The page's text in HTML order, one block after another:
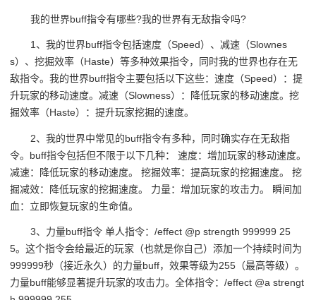
我的世界buff指令有哪些?我的世界有无敌指令吗?
1、我的世界buff指令包括速度（Speed）、减速（Slownes
s）、挖掘效率（Haste）等多种效果指令，同时我的世界也存在无
敌指令。我的世界buff指令主要包括以下这些：速度（Speed）：提
升玩家的移动速度。减速（Slowness）：降低玩家的移动速度。挖
掘效率（Haste）：提升玩家挖掘的速度。
2、我的世界中常见的buff指令有多种，同时确实存在无敌指
令。buff指令包括但不限于以下几种： 速度：增加玩家的移动速度。
减速：降低玩家的移动速度。 挖掘效率：提高玩家的挖掘速度。 挖
掘减效：降低玩家的挖掘速度。 力量：增加玩家的攻击力。 瞬间加
血：立即恢复玩家的生命值。
3、力量buff指令 单人指令：/effect @p strength 999999 25
5。这个指令会给最近的玩家（也就是你自己）添加一个持续时间为
999999秒（接近永久）的力量buff，效果等级为255（最高等级）。
力量buff能够显著提升玩家的攻击力。全体指令：/effect @a strengt